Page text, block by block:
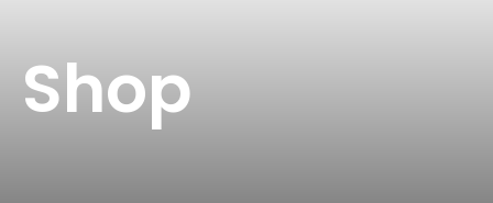
Shop